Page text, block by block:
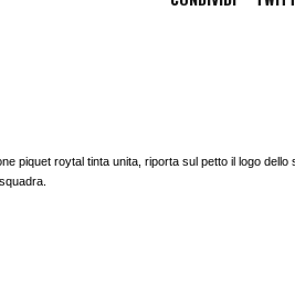
piquet roytal tinta unita, riporta sul petto il logo